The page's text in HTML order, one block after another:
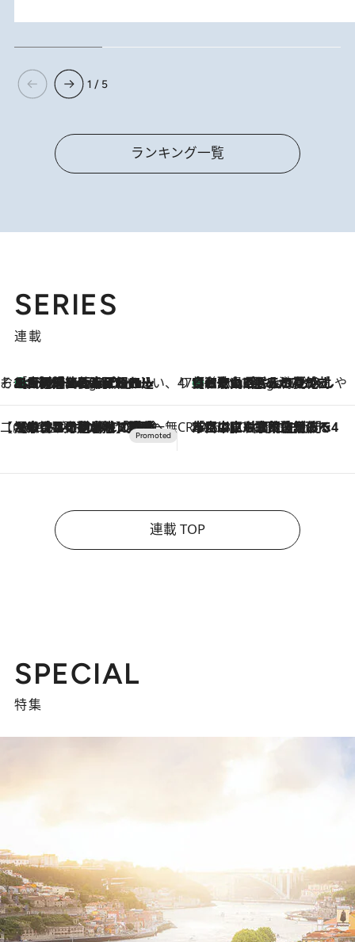
1 / 5
ランキング一覧
SERIES
連載
そおだよおこの関西おいしい、おやつ紀行3 Hours Ago
［大阪府箕面市］一皿一皿目の前で仕上げられる、料理を巧みに組み込んだアシェットデセールコース「ミチル アシェット デセール（Michiru assiette dessert）」 47都道府県の手みやげ ひんやりスイーツで夏を満喫
3 Hours Ago
【和歌山県】この夏絶対食べたい 冷やしておいしいおやつ3選 みかんがごろっと丸ごと入ったジュレ
【CREA×星野リゾート】唯一無二。癒しと発見が待つ場所へ
2026.8.7
【トンボの足水浴】ヒノキの香りに包まれて涼感マックス！約13℃の湧水かけ流しを避暑地「星野温泉 トンボの湯」で体験 CREA'S CHOICE
2026.8.7
「立川にも歌舞伎があるんだよ」 片岡仁左衛門・市川中車ら豪華座組みで4年目の立川立飛歌舞伎へ
連載 TOP
SPECIAL
特集